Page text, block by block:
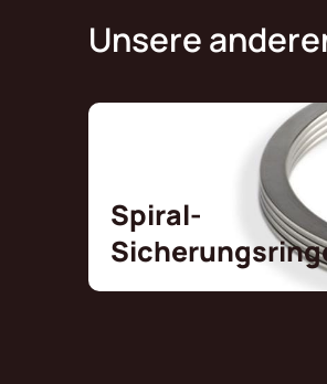
Unsere
Spiral-